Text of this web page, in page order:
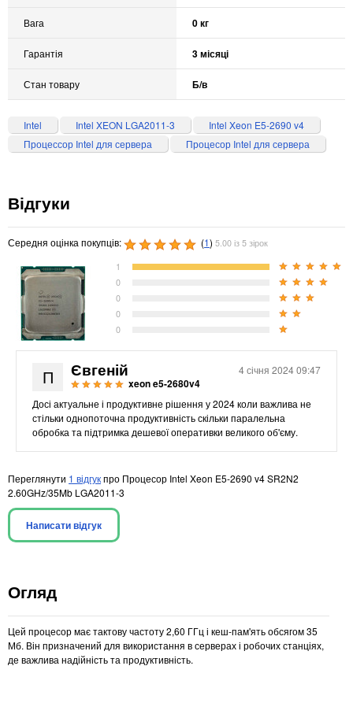
Вага 0 кг
Гарантія 3 місяці
Стан товару Б/в
Intel Intel XEON LGA2011-3
Intel Xeon E5-2690 v4
Процессор Intel для сервера
Процесор Intel для сервера
Відгуки
Середня оцінка покупців: (1) 5.00 із 5 зірок
1
0
0
0
0
4 січня 2024 09:47
П Євгеній
xeon e5-2680v4
Досі актуальне і продуктивне рішення у 2024 коли важлива не
стільки однопоточна продуктивність скільки паралельна
обробка та підтримка дешевої оперативки великого об'єму.
Переглянути 1 відгукпро Процесор Intel Xeon E5-2690 v4 SR2N2
2.60GHz/35Mb LGA2011-3
Написати відгук
Огляд
Цей процесор має тактову частоту 2,60 ГГц і кеш-пам'ять обсягом 35
Мб. Він призначений для використання в серверах і робочих станціях,
де важлива надійність та продуктивність.